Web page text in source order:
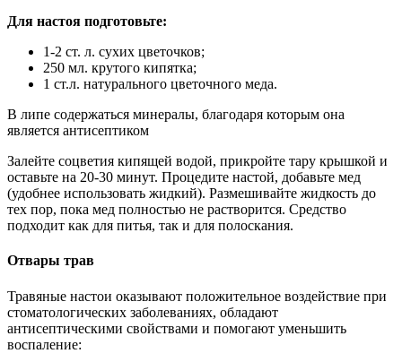
Для настоя подготовьте:
1-2 ст. л. сухих цветочков;
250 мл. крутого кипятка;
1 ст.л. натурального цветочного меда.
В липе содержаться минералы, благодаря которым она
является антисептиком
Залейте соцветия кипящей водой, прикройте тару крышкой и
оставьте на 20-30 минут. Процедите настой, добавьте мед
(удобнее использовать жидкий). Размешивайте жидкость до
тех пор, пока мед полностью не растворится. Средство
подходит как для питья, так и для полоскания.
Отвары трав
Травяные настои оказывают положительное воздействие при
стоматологических заболеваниях, обладают
антисептическими свойствами и помогают уменьшить
воспаление: